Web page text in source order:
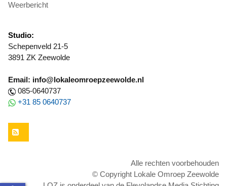
Weerbericht
Studio:
Schepenveld 21-5
3891 ZK Zeewolde
Email: info@lokaleomroepzeewolde.nl
085-0640737
+31 85 0640737
Alle rechten voorbehouden
© Copyright Lokale Omroep Zeewolde